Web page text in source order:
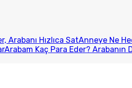
Arabanı Hızlıca SatAnneye Ne
Arabam Kaç Para Eder? Arabanın